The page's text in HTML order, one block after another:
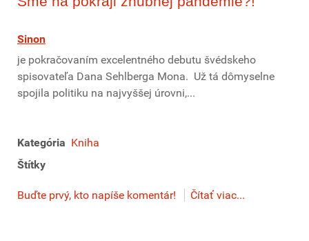
Sinon
je pokračovaním excelentného debutu švédskeho
spisovateľa Dana Sehlberga Mona. Už tá dômyselne
spojila politiku na najvyššej úrovni,...
Kategória Kniha
Štítky
Buďte prvý, kto napíše komentár! Čítať viac...